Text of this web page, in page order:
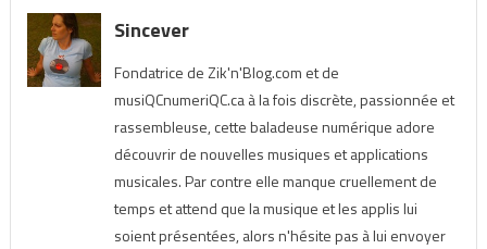
Sincever
Fondatrice de Zik'n'Blog.com et de
musiQCnumeriQC.ca à la fois discrète, passionnée et
rassembleuse, cette baladeuse numérique adore
découvrir de nouvelles musiques et applications
musicales. Par contre elle manque cruellement de
temps et attend que la musique et les applis lui
soient présentées, alors n'hésite pas à lui envoyer